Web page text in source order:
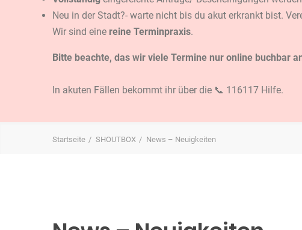
Neu in der Stadt?- warte nicht bis du akut erkrankt bist.
Wir sind eine reine Terminpraxis.
Bitte beachte, das wir viele Termine nur online buchbar
In akuten Fällen bekommt ihr über die 📞 116117 Hilfe.
Startseite SHOUTBOX News – Neuigkeiten